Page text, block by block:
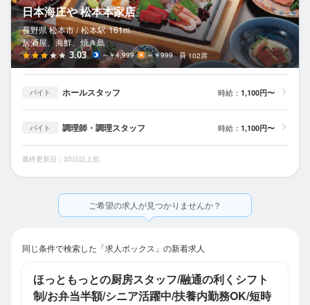
日本海庄や 松本本家店
長野県 松本市 / 松本駅 161m
居酒屋、海鮮、焼き鳥
3.03 ～￥4,999 ～￥999 102席
バイト ホールスタッフ 時給： 1,100円〜
バイト 調理師・調理スタッフ 時給： 1,100円〜
最終更新日：30日以上前
ご希望の求人が見つかりませんか？
同じ条件で検索した「求人ボックス」の新着求人
ほっともっとの厨房スタッフ/融通の利くシフト
制/お弁当半額/シニア活躍中/扶養内勤務OK/短時